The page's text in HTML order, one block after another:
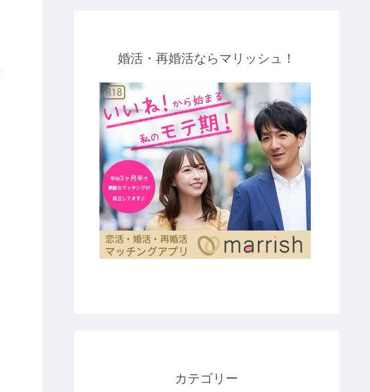
婚活・再婚活ならマリッシュ！
カテゴリー